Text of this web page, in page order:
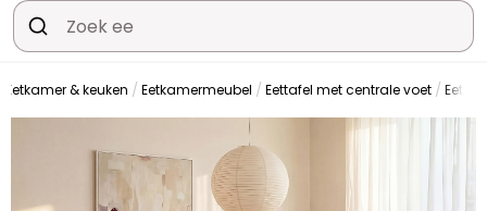
Eetkamer & keuken Eetkamermeubel Eettafel met centrale voet